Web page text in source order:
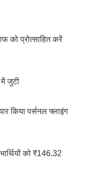
को प्रोत्साहित करें
जुटी
किया पर्सनल फ्लाइंग
को ₹146.32